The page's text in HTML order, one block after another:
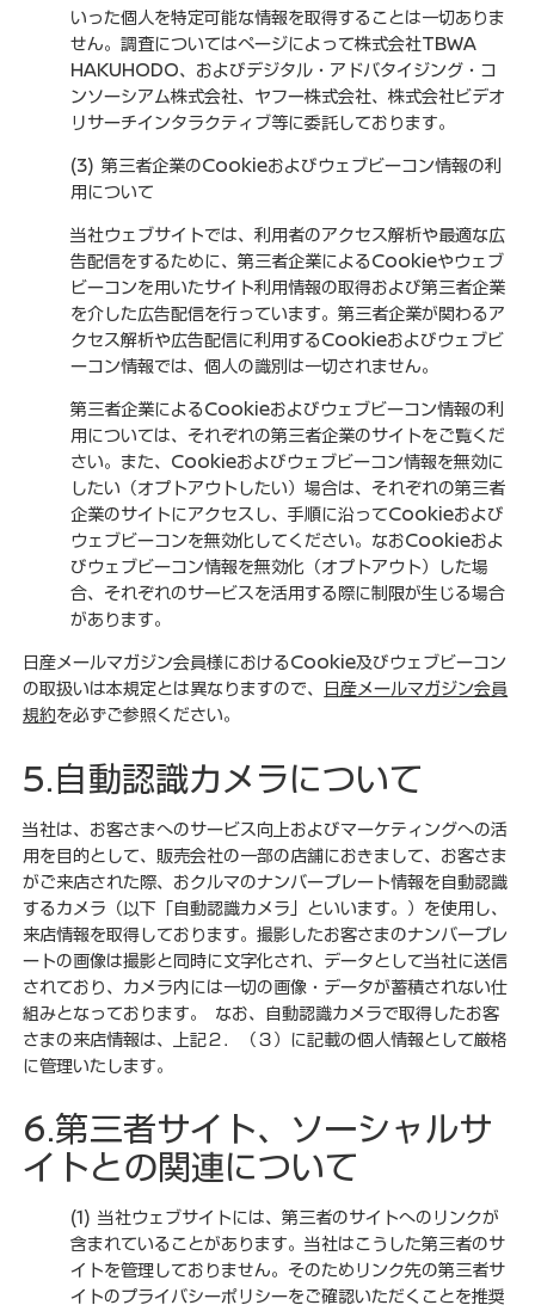
いった個人を特定可能な情報を取得することは一切ありま
せん。調査についてはページによって株式会社TBWA
HAKUHODO、およびデジタル・アドバタイジング・コ
ンソーシアム株式会社、ヤフー株式会社、株式会社ビデオ
リサーチインタラクティブ等に委託しております。
(3) 第三者企業のCookieおよびウェブビーコン情報の利
用について
当社ウェブサイトでは、利用者のアクセス解析や最適な広
告配信をするために、第三者企業によるCookieやウェブ
ビーコンを用いたサイト利用情報の取得および第三者企業
を介した広告配信を行っています。第三者企業が関わるア
クセス解析や広告配信に利用するCookieおよびウェブビ
ーコン情報では、個人の識別は一切されません。
第三者企業によるCookieおよびウェブビーコン情報の利
用については、それぞれの第三者企業のサイトをご覧くだ
さい。また、Cookieおよびウェブビーコン情報を無効に
したい（オプトアウトしたい）場合は、それぞれの第三者
企業のサイトにアクセスし、手順に沿ってCookieおよび
ウェブビーコンを無効化してください。なおCookieおよ
びウェブビーコン情報を無効化（オプトアウト）した場
合、それぞれのサービスを活用する際に制限が生じる場合
があります。
日産メールマガジン会員様におけるCookie及びウェブビーコン
の取扱いは本規定とは異なりますので、
日産メールマガジン会員
規約を必ずご参照ください。
5.自動認識カメラについて
当社は、お客さまへのサービス向上およびマーケティングへの活
用を目的として、販売会社の一部の店舗におきまして、お客さま
がご来店された際、おクルマのナンバープレート情報を自動認識
するカメラ（以下「自動認識カメラ」といいます。）を使用し、
来店情報を取得しております。撮影したお客さまのナンバープレ
ートの画像は撮影と同時に文字化され、データとして当社に送信
されており、カメラ内には一切の画像・データが蓄積されない仕
組みとなっております。 なお、自動認識カメラで取得したお客
さまの来店情報は、上記２．（３）に記載の個人情報として厳格
に管理いたします。
6.第三者サイト、ソーシャルサ
イトとの関連について
(1) 当社ウェブサイトには、第三者のサイトへのリンクが
含まれていることがあります。当社はこうした第三者のサ
イトを管理しておりません。そのためリンク先の第三者サ
イトのプライバシーポリシーをご確認いただくことを推奨